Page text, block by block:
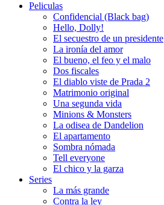
Peliculas
Confidencial (Black bag)
Hello, Dolly!
El secuestro de un presidente
La ironía del amor
El bueno, el feo y el malo
Dos fiscales
El diablo viste de Prada 2
Matrimonio original
Una segunda vida
Minions & Monsters
La odisea de Dandelion
El apartamento
Sombra nómada
Tell everyone
El chico y la garza
Series
La más grande
Contra la ley